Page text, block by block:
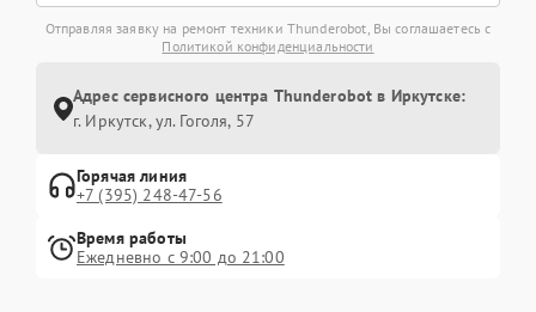
Отправляя заявку на ремонт техники Thunderobot, Вы соглашаетесь с
Политикой конфиденциальности
Адрес сервисного центра Thunderobot в Иркутске:
г. Иркутск, ул. ​Гоголя, 57
Горячая линия
+7 (395) 248-47-56
Время работы
Ежедневно с 9:00 до 21:00